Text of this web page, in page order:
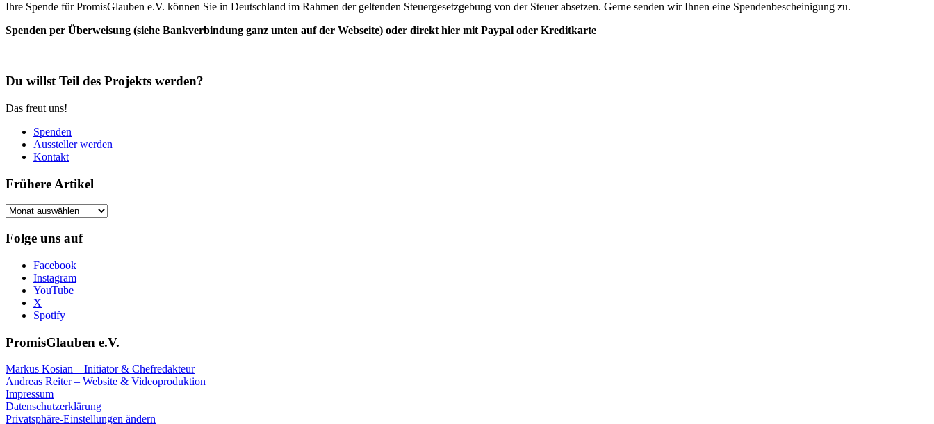
Ihre Spende für PromisGlauben e.V. können Sie in Deutschland im Rahmen der geltenden Steuergesetzgebung von der Steuer absetzen. Gerne senden wir Ihnen eine Spendenbescheinigung zu.
Spenden per Überweisung (siehe Bankverbindung ganz unten auf der Webseite) oder direkt hier mit Paypal oder Kreditkarte
Du willst Teil des Projekts werden?
Das freut uns!
Spenden
Aussteller werden
Kontakt
Frühere Artikel
Frühere
Folge uns auf
Facebook
Instagram
YouTube
X
Spotify
PromisGlauben e.V.
Markus Kosian – Initiator & Chefredakteur
Andreas Reiter – Website & Videoproduktion
Impressum
Datenschutzerklärung
Privatsphäre-Einstellungen ändern